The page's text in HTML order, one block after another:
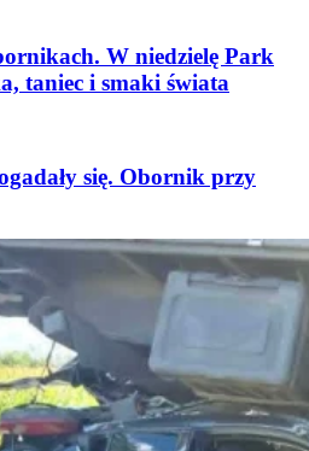
W niedzielę Park
taniec i smaki świata
się. Obornik przy